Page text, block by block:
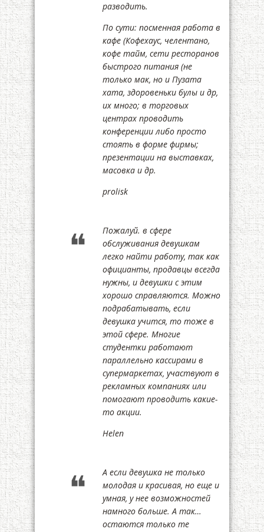
разводить.
По сути: посменная работа в
кафе (Кофехаус, челентано,
кофе тайм, сети ресторанов
быстрого питания (не
только мак, но и Пузата
хата, здоровеньки булы и др,
их много; в торговых
центрах проводить
конференции либо просто
стоять в форме фирмы;
презентации на выставках,
масовка и др.
prolisk
Пожалуй. в сфере
обслуживания девушкам
легко найти работу, так как
официанты, продавцы всегда
нужны, и девушки с этим
хорошо справляются. Можно
подрабатывать, если
девушка учится, то тоже в
этой сфере. Многие
студентки работают
параллельно кассирами в
супермаркетах, участвуют в
рекламных компаниях или
помогают проводить какие-
то акции.
Helen
А если девушка не только
молодая и красивая, но еще и
умная, у нее возможностей
намного больше. А так…
остаются только те